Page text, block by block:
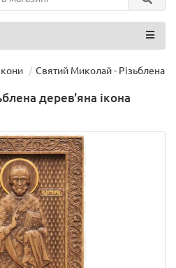
Святий Миколай - Різьблена
дерев'яна ікона